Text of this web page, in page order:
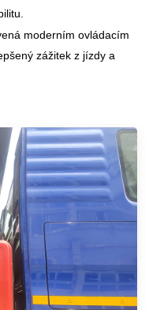
moderním ovládacím
zážitek z jízdy a